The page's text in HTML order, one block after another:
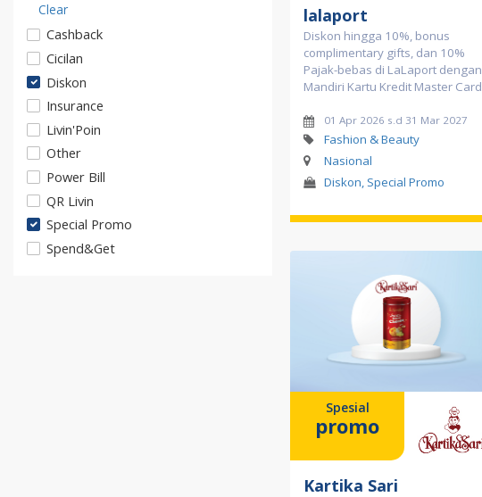
Clear
Cashback
Cicilan
Diskon
Insurance
Livin'Poin
Other
Power Bill
QR Livin
Special Promo
Spend&Get
lalaport
Diskon hingga 10%, bonus
complimentary gifts, dan 10%
Pajak-bebas di LaLaport dengan
Mandiri Kartu Kredit Master Card
01 Apr 2026 s.d 31 Mar 2027
Fashion & Beauty
Nasional
Diskon, Special Promo
Spesial
promo
Kartika Sari